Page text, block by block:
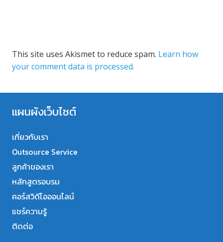
This site uses Akismet to reduce spam. Learn how
your comment data is processed.
แผนผังเว็บไซต์
เกี่ยวกับเรา
Outsource Service
ลูกค้าของเรา
หลักสูตรอบรม
คอร์สวิดีโอออนไลน์
แชร์ความรู้
ติดต่อ